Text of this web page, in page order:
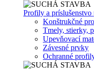
Profily a príslušenstvo
Konštrukčné
Tmely, stierky,
Upevňovací
Závesné prvky
Ochranné